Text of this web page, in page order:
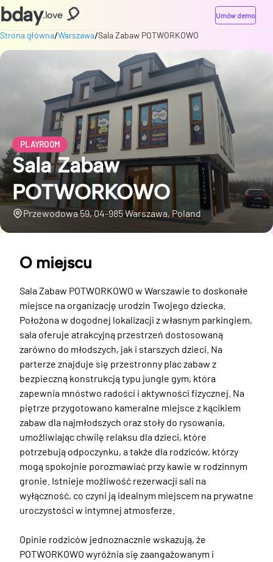
bday.love 🎈 Umów demo
Strona główna/Warszawa/Sala Zabaw POTWORKOWO
PLAYROOM
Sala Zabaw
POTWORKOWO
Przewodowa 59, 04-985 Warszawa, Poland
O miejscu
Sala Zabaw POTWORKOWO w Warszawie to doskonałe
miejsce na organizację urodzin Twojego dziecka.
Położona w dogodnej lokalizacji z własnym parkingiem,
sala oferuje atrakcyjną przestrzeń dostosowaną
zarówno do młodszych, jak i starszych dzieci. Na
parterze znajduje się przestronny plac zabaw z
bezpieczną konstrukcją typu jungle gym, która
zapewnia mnóstwo radości i aktywności fizycznej. Na
piętrze przygotowano kameralne miejsce z kącikiem
zabaw dla najmłodszych oraz stoły do rysowania,
umożliwiając chwilę relaksu dla dzieci, które
potrzebują odpoczynku, a także dla rodziców, którzy
mogą spokojnie porozmawiać przy kawie w rodzinnym
gronie. Istnieje możliwość rezerwacji sali na
wyłączność, co czyni ją idealnym miejscem na prywatne
uroczystości w intymnej atmosferze.
Opinie rodziców jednoznacznie wskazują, że
POTWORKOWO wyróżnia się zaangażowanym i